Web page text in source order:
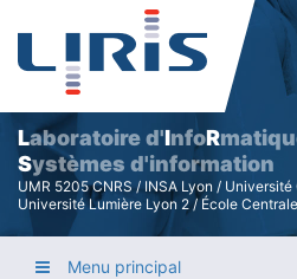
Aller
au
Laboratoire d'InfoR
Systèmes d'information
UMR 5205 CNRS / INSA Lyon /
Université Lumière Lyon 2 / École
Menu principal